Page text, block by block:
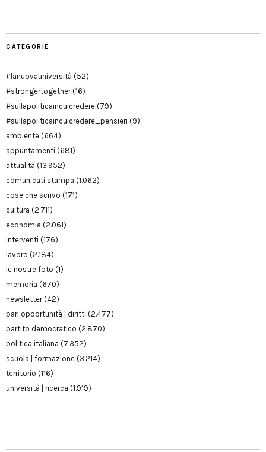
CATEGORIE
#lanuovauniversità (52)
#strongertogether(16)
#sullapoliticaincuicredere (79)
#sullapoliticaincuicredere_pensieri (9)
ambiente (664)
appuntamenti (681)
attualità (13.952)
comunicati stampa (1.062)
cose che scrivo (171)
cultura (2.711)
economia (2.061)
interventi (176)
lavoro (2.184)
le nostre foto (1)
memoria (670)
newsletter(42)
pari opportunità | diritti (2.477)
partito democratico (2.870)
politica italiana (7.352)
scuola | formazione (3.214)
territorio (116)
università | ricerca (1.919)